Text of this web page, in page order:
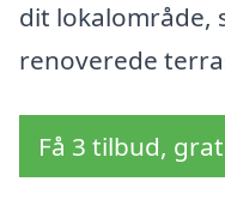
dit lokalområde,
renoverede
Få 3 tilbud,